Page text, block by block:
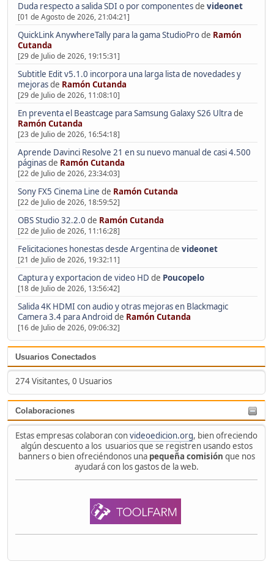
Duda respecto a salida SDI o por componentesde videonet
[01 de Agosto de 2026, 21:04:21]
QuickLink AnywhereTally para la gama StudioProde Ramón
Cutanda
[29 de Julio de 2026, 19:15:31]
Subtitle Edit v5.1.0 incorpora una larga lista de novedades y
mejorasde Ramón Cutanda
[29 de Julio de 2026, 11:08:10]
En preventa el Beastcage para Samsung Galaxy S26 Ultrade
Ramón Cutanda
[23 de Julio de 2026, 16:54:18]
Aprende Davinci Resolve 21 en su nuevo manual de casi 4.500
páginasde Ramón Cutanda
[22 de Julio de 2026, 23:34:03]
Sony FX5 Cinema Line de Ramón Cutanda
[22 de Julio de 2026, 18:59:52]
OBS Studio 32.2.0 de Ramón Cutanda
[22 de Julio de 2026, 11:16:28]
Felicitaciones honestas desde Argentinade videonet
[21 de Julio de 2026, 19:32:11]
Captura y exportacion de video HD de Poucopelo
[18 de Julio de 2026, 13:56:42]
Salida 4K HDMI con audio y otras mejoras en Blackmagic
Camera 3.4 para Android de Ramón Cutanda
[16 de Julio de 2026, 09:06:32]
Usuarios Conectados
274 Visitantes, 0 Usuarios
Colaboraciones
Estas empresas colaboran convideoedicion.org, bien ofreciendo
algún descuento a los usuarios que se registren usando estos
banners o bien ofreciéndonos una pequeña comisión que nos
ayudará con los gastos de la web.